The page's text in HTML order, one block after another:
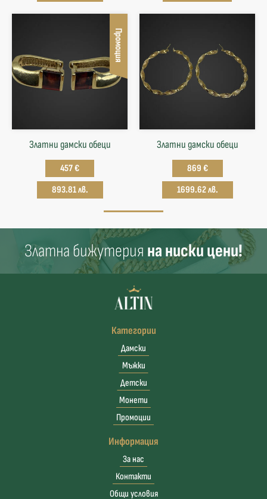
Промоция
Златни дамски обеци
457 €
893.81 лв.
Златни дамски обеци
869 €
1699.62 лв.
Златна бижутерия на ниски цени!
Категории
Дамски
Мъжки
Детски
Монети
Промоции
Информация
За нас
Контакти
Общи условия